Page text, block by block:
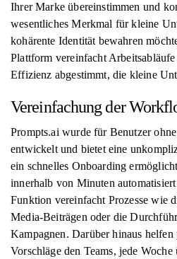
Ihrer Marke übereinstimmen und
wesentliches Merkmal für kleine
kohärente Identität bewahren
Plattform vereinfacht
Effizienz abgestimmt, die kleine
Vereinfachung der
Prompts.ai wurde für Benutzer
entwickelt und bietet eine
ein schnelles Onboarding
innerhalb von Minuten
Funktion vereinfacht Prozesse wie
Media-Beiträgen oder die
Kampagnen. Darüber hinaus
Vorschläge den Teams, jede Woche